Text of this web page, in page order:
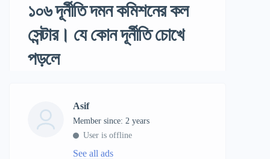
১০৬ দূর্নীতি দমন কমিশনের কল
সেন্টার। যে কোন দূর্নীতি চোখে
পড়লে
Asif
Member since: 2 years
User is offline
See all ads